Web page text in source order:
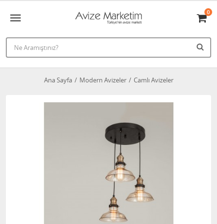
0
Ana Sayfa Modern Avizeler Camlı Avizeler